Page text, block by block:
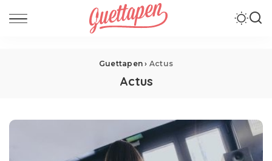
Guettapen › Actus
Actus